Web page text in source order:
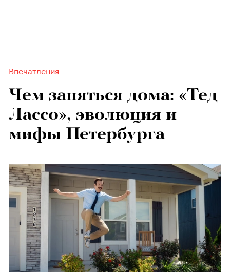
Впечатления
Чем заняться дома: «Тед
Лассо», эволюция и
мифы Петербурга